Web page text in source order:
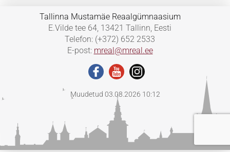
Tallinna Mustamäe Reaalgümnaasium
E.Vilde tee 64, 13421 Tallinn, Eesti
Telefon: (+372) 652 2533
E-post: mreal@mreal.ee
Muudetud 03.08.2026 10:12